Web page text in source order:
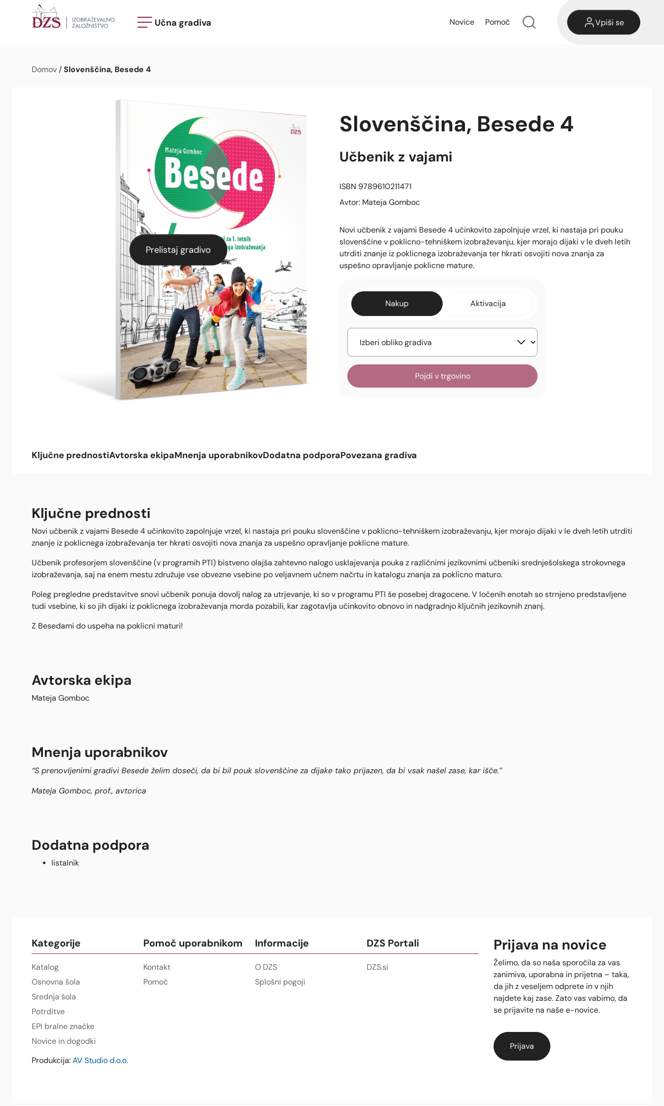
Učna gradiva Novice Pomoč Vpiši se
Domov / Slovenščina, Besede 4
Prelistaj gradivo
Slovenščina, Besede 4
Učbenik z vajami
ISBN 9789610211471
Avtor: Mateja Gomboc
Novi učbenik z vajami Besede 4 učinkovito zapolnjuje vrzel, ki nastaja pri pouku
slovenščine v poklicno-tehniškem izobraževanju, kjer morajo dijaki v le dveh letih
utrditi znanje iz poklicnega izobraževanja ter hkrati osvojiti nova znanja za
uspešno opravljanje poklicne mature.
Nakup Aktivacija
Pojdi v trgovino
Ključne prednostiAvtorska ekipaMnenja uporabnikovDodatna podporaPovezana gradiva
Ključne prednosti
Novi učbenik z vajami Besede 4 učinkovito zapolnjuje vrzel, ki nastaja pri pouku slovenščine v poklicno-tehniškem izobraževanju, kjer morajo dijaki v le dveh letih utrditi
znanje iz poklicnega izobraževanja ter hkrati osvojiti nova znanja za uspešno opravljanje poklicne mature.
Učbenik profesorjem slovenščine (v programih PTI) bistveno olajša zahtevno nalogo usklajevanja pouka z različnimi jezikovnimi učbeniki srednješolskega strokovnega
izobraževanja, saj na enem mestu združuje vse obvezne vsebine po veljavnem učnem načrtu in katalogu znanja za poklicno maturo.
Poleg pregledne predstavitve snovi učbenik ponuja dovolj nalog za utrjevanje, ki so v programu PTI še posebej dragocene. V ločenih enotah so strnjeno predstavljene
tudi vsebine, ki so jih dijaki iz poklicnega izobraževanja morda pozabili, kar zagotavlja učinkovito obnovo in nadgradnjo ključnih jezikovnih znanj.
Z Besedami do uspeha na poklicni maturi!
Avtorska ekipa
Mateja Gomboc
Mnenja uporabnikov
“S prenovljenimi gradivi Besede želim doseči, da bi bil pouk slovenščine za dijake tako prijazen, da bi vsak našel zase, kar išče.”
Mateja Gomboc, prof., avtorica
Dodatna podpora
listalnik
Kategorije
Katalog
Osnovna šola
Srednja šola
Potrditve
EPI bralne značke
Novice in dogodki
Pomoč uporabnikom
Kontakt
Pomoč
Informacije
O DZS
Splošni pogoji
DZS Portali
DZS.si
Produkcija: AV Studio d.o.o.
Prijava na novice
Želimo, da so naša sporočila za vas
zanimiva, uporabna in prijetna – taka,
da jih z veseljem odprete in v njih
najdete kaj zase. Zato vas vabimo, da
se prijavite na naše e-novice.